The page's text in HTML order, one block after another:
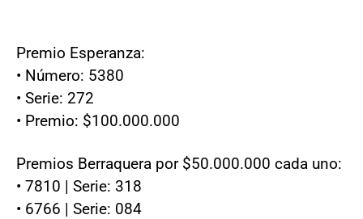
Premio Esperanza:
• Número: 5380
• Serie: 272
• Premio: $100.000.000
Premios Berraquera por $50.000.000 cada uno:
• 7810 | Serie: 318
• 6766 | Serie: 084